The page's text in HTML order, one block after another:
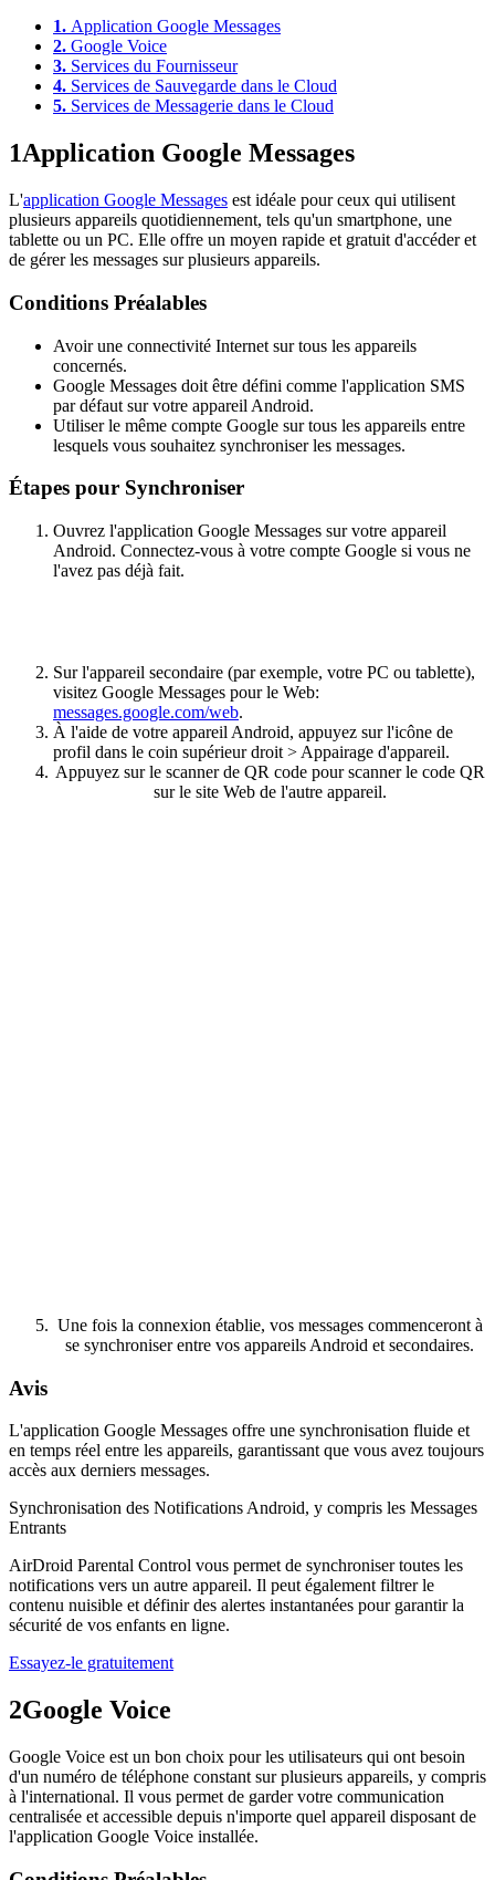
1. Application Google Messages
2. Google Voice
3. Services du Fournisseur
4. Services de Sauvegarde dans le Cloud
5. Services de Messagerie dans le Cloud
1Application Google Messages
L'application Google Messages est idéale pour ceux qui utilisent
plusieurs appareils quotidiennement, tels qu'un smartphone, une
tablette ou un PC. Elle offre un moyen rapide et gratuit d'accéder et
de gérer les messages sur plusieurs appareils.
Conditions Préalables
Avoir une connectivité Internet sur tous les appareils
concernés.
Google Messages doit être défini comme l'application SMS
par défaut sur votre appareil Android.
Utiliser le même compte Google sur tous les appareils entre
lesquels vous souhaitez synchroniser les messages.
Étapes pour Synchroniser
Ouvrez l'application Google Messages sur votre appareil
Android. Connectez-vous à votre compte Google si vous ne
l'avez pas déjà fait.
Sur l'appareil secondaire (par exemple, votre PC ou tablette),
visitez Google Messages pour le Web:
messages.google.com/web.
À l'aide de votre appareil Android, appuyez sur l'icône de
profil dans le coin supérieur droit > Appairage d'appareil.
Appuyez sur le scanner de QR code pour scanner le code QR
sur le site Web de l'autre appareil.
Une fois la connexion établie, vos messages commenceront à
se synchroniser entre vos appareils Android et secondaires.
Avis
L'application Google Messages offre une synchronisation fluide et
en temps réel entre les appareils, garantissant que vous avez toujours
accès aux derniers messages.
Synchronisation des Notifications Android, y compris les Messages
Entrants
AirDroid Parental Control vous permet de synchroniser toutes les
notifications vers un autre appareil. Il peut également filtrer le
contenu nuisible et définir des alertes instantanées pour garantir la
sécurité de vos enfants en ligne.
Essayez-le gratuitement
2Google Voice
Google Voice est un bon choix pour les utilisateurs qui ont besoin
d'un numéro de téléphone constant sur plusieurs appareils, y compris
à l'international. Il vous permet de garder votre communication
centralisée et accessible depuis n'importe quel appareil disposant de
l'application Google Voice installée.